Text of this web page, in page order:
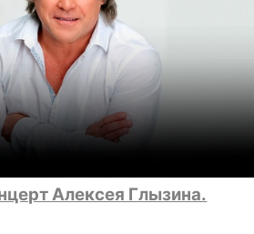
Алексея Глызина.